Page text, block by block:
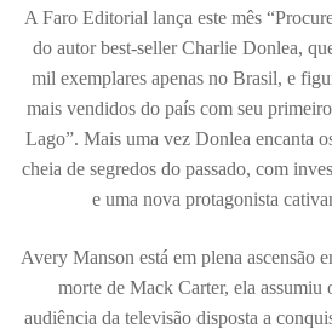
A Faro Editorial lança este mês
do autor best-seller Charlie Donlea,
mil exemplares apenas no Brasil, e
mais vendidos do país com seu
Lago”. Mais uma vez Donlea encanta
cheia de segredos do passado, com
e uma nova protagonista
Avery Manson está em plena ascensão
morte de Mack Carter, ela assumiu
audiência da televisão disposta a